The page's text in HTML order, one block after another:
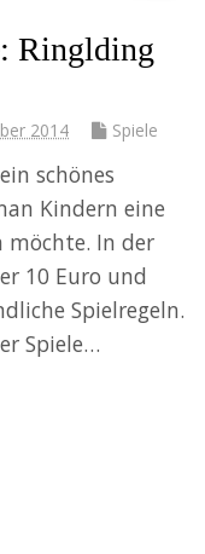
Ringlding
2014 Spiele
schönes
Kindern eine
möchte. In der
10 Euro und
Spielregeln.
Spiele…